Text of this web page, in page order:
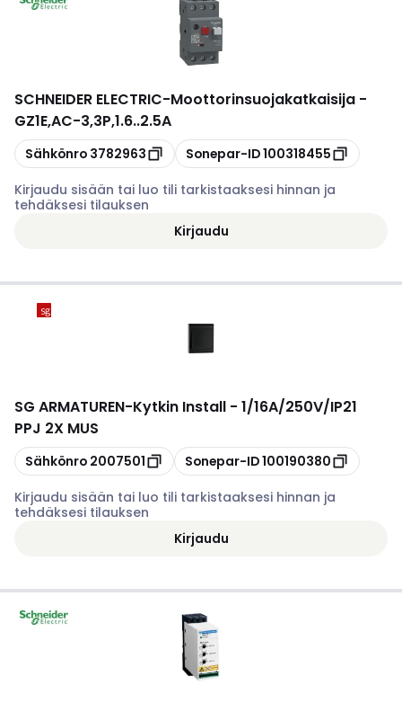
SCHNEIDER ELECTRIC-Moottorinsuojakatkaisija -
GZ1E,AC-3,3P,1.6..2.5A
Kopioi
Sähkönro 3782963 Kopioi
Sonepar-ID100318455
Kirjaudu sisään tai luo tili tarkistaaksesi hinnan ja
tehdäksesi tilauksen
Kirjaudu
SG ARMATUREN-Kytkin Install - 1/16A/250V/IP21
PPJ 2X MUS
Kopioi
Sähkönro 2007501 Kopioi
Sonepar-ID100190380
Kirjaudu sisään tai luo tili tarkistaaksesi hinnan ja
tehdäksesi tilauksen
Kirjaudu